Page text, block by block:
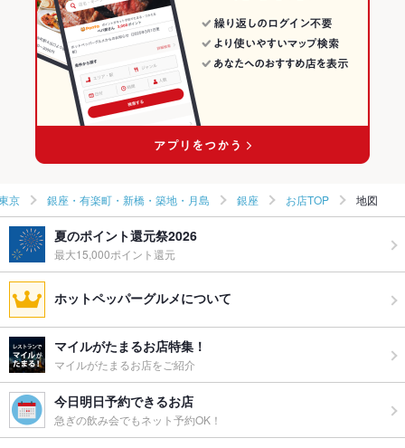
京 銀座・有楽町・新橋・築地・月島 銀座 お店TOP 地図
夏のポイント還元祭2026
最大15,000ポイント還元
ホットペッパーグルメについて
マイルがたまるお店特集！
マイルがたまるお店をご紹介
今日明日予約できるお店
急ぎの飲み会でもネット予約OK！